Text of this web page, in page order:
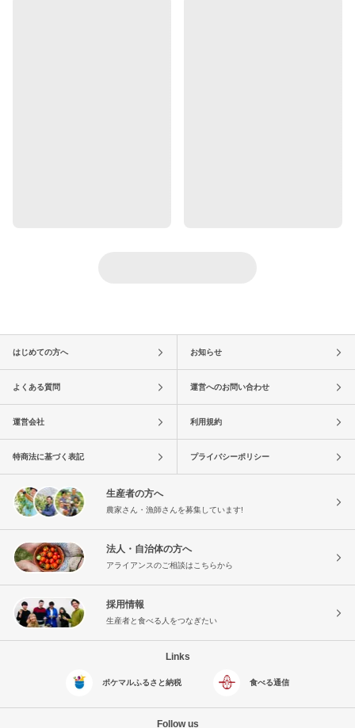
はじめての方へ お知らせ
よくある質問 運営へのお問い合わせ
運営会社 利用規約
特商法に基づく表記 プライバシーポリシー
生産者の方へ
農家さん・漁師さんを募集しています!
法人・自治体の方へ
アライアンスのご相談はこちらから
採用情報
生産者と食べる人をつなぎたい
Links
ポケマルふるさと納税 食べる通信
Follow us